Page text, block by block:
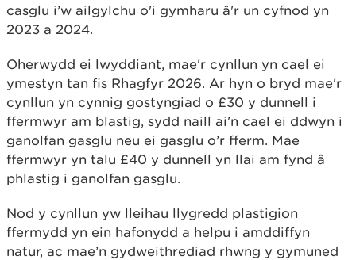
casglu i’w ailgylchu o'i gymharu â'r un cyfnod yn
2023 a 2024.
Oherwydd ei lwyddiant, mae'r cynllun yn cael ei
ymestyn tan fis Rhagfyr 2026. Ar hyn o bryd mae'r
cynllun yn cynnig gostyngiad o £30 y dunnell i
ffermwyr am blastig, sydd naill ai'n cael ei ddwyn i
ganolfan gasglu neu ei gasglu o’r fferm. Mae
ffermwyr yn talu £40 y dunnell yn llai am fynd â
phlastig i ganolfan gasglu.
Nod y cynllun yw lleihau llygredd plastigion
ffermydd yn ein hafonydd a helpu i amddiffyn
natur, ac mae’n gydweithrediad rhwng y gymuned